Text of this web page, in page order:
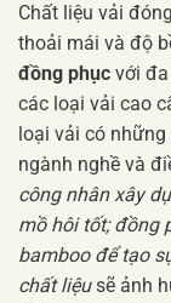
Chất liệu vải
thoải mái và độ
đồng phục với
các loại vải cao
loại vải có
ngành nghề và
công nhân xây
mồ hôi tốt; đồng
bamboo để tạo
chất liệusẽ ảnh